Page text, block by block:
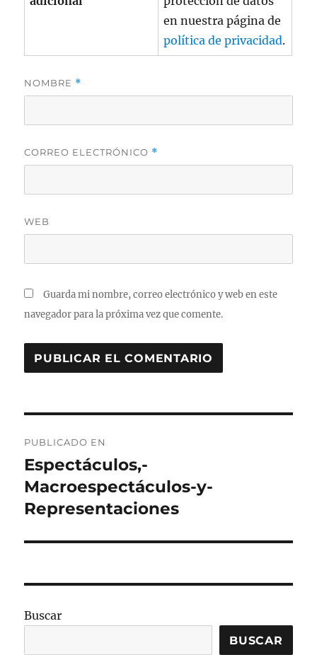
en nuestra página de
política de privacidad.
NOMBRE *
CORREO ELECTRÓNICO *
WEB
Guarda mi nombre, correo electrónico y web en este
navegador para la próxima vez que comente.
de
entradas
PUBLICADO EN
Espectáculos,-
Macroespectáculos-y-
Representaciones
Buscar
BUSCAR